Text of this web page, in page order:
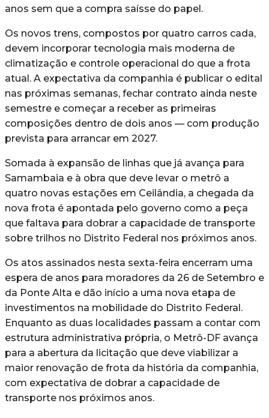
anos sem que a compra saísse do papel.
Os novos trens, compostos por quatro carros cada,
devem incorporar tecnologia mais moderna de
climatização e controle operacional do que a frota
atual. A expectativa da companhia é publicar o edital
nas próximas semanas, fechar contrato ainda neste
semestre e começar a receber as primeiras
composições dentro de dois anos — com produção
prevista para arrancar em 2027.
Somada à expansão de linhas que já avança para
Samambaia e à obra que deve levar o metrô a
quatro novas estações em Ceilândia, a chegada da
nova frota é apontada pelo governo como a peça
que faltava para dobrar a capacidade de transporte
sobre trilhos no Distrito Federal nos próximos anos.
Os atos assinados nesta sexta-feira encerram uma
espera de anos para moradores da 26 de Setembro e
da Ponte Alta e dão início a uma nova etapa de
investimentos na mobilidade do Distrito Federal.
Enquanto as duas localidades passam a contar com
estrutura administrativa própria, o Metrô-DF avança
para a abertura da licitação que deve viabilizar a
maior renovação de frota da história da companhia,
com expectativa de dobrar a capacidade de
transporte nos próximos anos.